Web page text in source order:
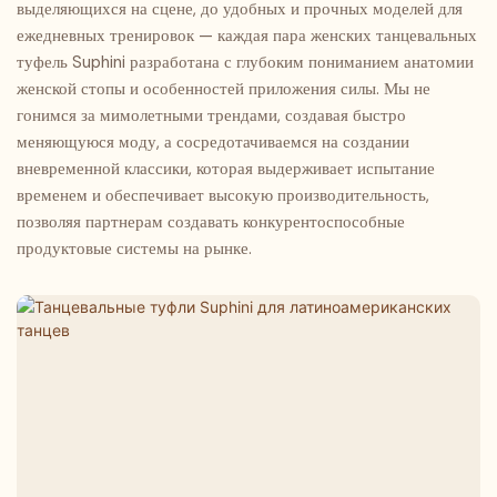
тренировок, подготовки к
экзаменам по искусству,
сценических выступлений и
профессиональных
соревнований.
тренировок, подготовки к
экзаменам по искусству,
сценических выступлений и
профессиональных
соревнований.
Обеспечивая превосходную
поддержку, они подходят для
всех типов стопы. Доступны в
нескольких вариантах высоты
каблука, подходят для
начинающих, студентов,
готовящихся к экзаменам по
искусству, взрослых
любителей и
профессиональных танцоров,
потребности для ежедневных
тренировок, подготовки к
подъем стопы, а классический
верх с пятью ремешками
идеально подходит как для
начинающих, так и для
опытных танцоров, сочетая в
себе удобство для новичков и
возможности для
соревнований. Идеально
подходят для ежедневных
подготовки к экзаменам по
выделяющихся на сцене, до удобных и прочных моделей для
ежедневных тренировок — каждая пара женских танцевальных
туфель Suphini разработана с глубоким пониманием анатомии
женской стопы и особенностей приложения силы. Мы не
гонимся за мимолетными трендами, создавая быстро
меняющуюся моду, а сосредотачиваемся на создании
вневременной классики, которая выдерживает испытание
временем и обеспечивает высокую производительность,
позволяя партнерам создавать конкурентоспособные
продуктовые системы на рынке.